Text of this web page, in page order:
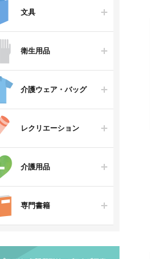
文具
衛生用品
介護ウェア・バッグ
レクリエーション
介護用品
専門書籍